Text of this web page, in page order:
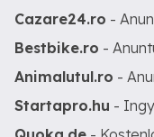
Cazare24.ro -
Bestbike.ro -
Animalutul.ro -
Startapro.hu -